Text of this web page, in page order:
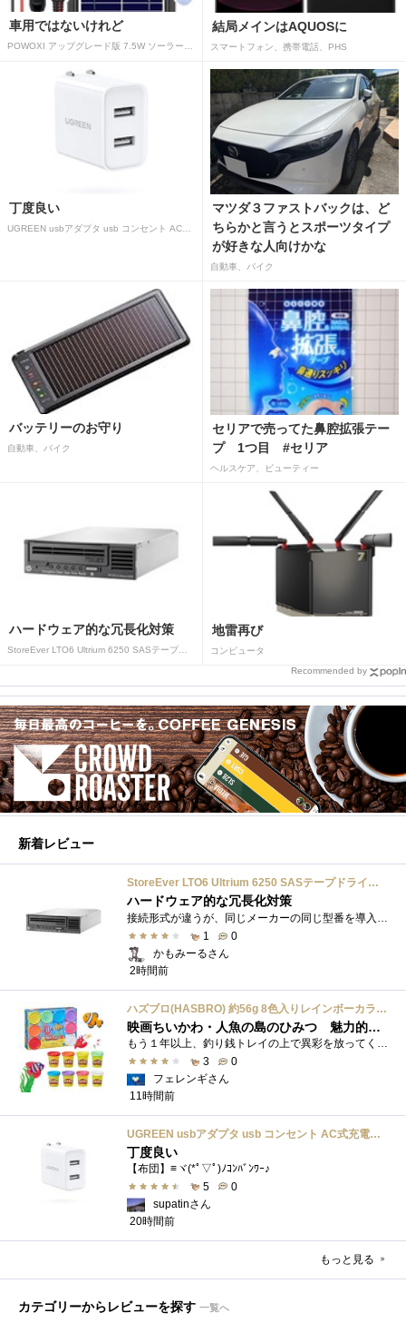
車用ではないけれど 結局メインはAQUOSに
スマートフォン、携帯電話、PHS
丁度良い
マツダ３ファストバックは、ど
ちらかと言うとスポーツタイプ
が好きな人向けかな
自動車、バイク
バッテリーのお守り
自動車、バイク
セリアで売ってた鼻腔拡張テー
プ 1つ目 #セリア
ヘルスケア、ビューティー
ハードウェア的な冗長化対策 地雷再び
コンピュータ
Recommended by
新着レビュー
StoreEver LTO6 Ultrium 6250 SASテープドライブ(内蔵型)
ハードウェア的な冗長化対策
接続形式が違うが、同じメーカーの同じ型番を導入しています。製品としてのレビューは下記の方で行っています。いざ使おうとしたときに故障�...
1
0
かもみーるさん
2時間前
ハズブロ(HASBRO) 約56g 8色入りレインボーカラーのプレイ・ドー、新学期用品、2才以上のプリスクールの子供向け、子供向けのアート&クラフト 粘土 ねんど、こどもの日、子供の日プレゼント
映画ちいかわ・人魚の島のひみつ 魅力的なビラン：セイレーンを造ってみた
もう１年以上、釣り銭トレイの上で異彩を放ってくれたミャクミャクのマグネット 映画ちいかわ人魚の島のひみつを鑑賞後、素敵なビランのセイ...
3
0
フェレンギさん
11時間前
UGREEN usbアダプタ usb コンセント AC式充電器 3.1A PSE認証済み 折りたたみ式プラグ 2ポート
丁度良い
【布団】≡ヾ(*ﾟ▽ﾟ)ﾉｺﾝﾊﾞﾝﾜｰ♪
5
0
supatinさん
20時間前
もっと見る
カテゴリーからレビューを探す 一覧へ